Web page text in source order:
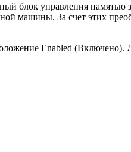
блок управления памятью
машины. За счет этих
Enabled (Включено).